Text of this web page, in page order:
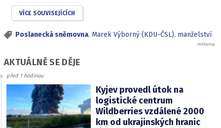
VÍCE SOUVISEJÍCÍCH
Poslanecká sněmovna, Marek Výborný (KDU-ČSL), manželství
AKTUÁLNĚ SE DĚJE
před 1 hodinou
Kyjev provedl útok na
logistické centrum
Wildberries vzdálené 2000
km od ukrajinských hranic